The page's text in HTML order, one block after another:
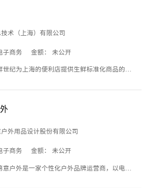
术（上海）有限公司
子商务 金额： 未公开
海的便利店提供生鲜标准化商品的供应链服务，帮商家解决生鲜采购、运营问题，帮助商家销售。平台提供的商品覆盖果蔬肉类、常温与低温奶制品、冷冻食品、零食饮料、粮油副食、居家洗护等多个品类，上架SKU3000余个。公司建立了近万平方米的仓储场地和物流配送体系，为合作商家提供快速配送服务。
外用品设计股份有限公司
子商务 金额： 未公开
外是一家个性化户外品牌运营商，以电子商务为主要载体，主要从事户外产品的设计、生产、销售业务，产品包含冲锋衣、户外鞋、户外背包等。